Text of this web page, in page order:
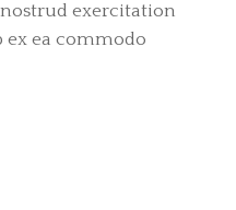
exercitation
ea commodo